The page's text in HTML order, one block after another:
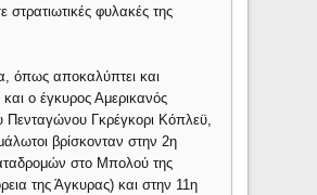
στρατιωτικές φυλακές της
όπως αποκαλύπτει και
και ο έγκυρος Αμερικανός
Πενταγώνου Γκρέγκορι Κόπλεϋ,
βρίσκονταν στην 2η
στο Μπολού της
της Άγκυρας) και στην 11η